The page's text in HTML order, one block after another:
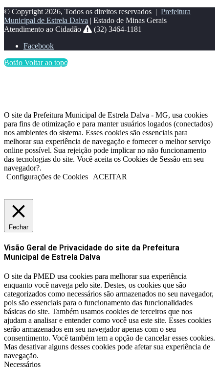
© Copyright 2026, Todos os direitos reservados | Prefeitura
Municipal de Estrela Dalva | Estado de Minas Gerais
Atendimento ao Cidadão
(32) 3464-1181
Facebook
Botão Voltar ao topo
O site da Prefeitura Municipal de Estrela Dalva - MG, usa cookies
para fins de otimização e para manter usuários logados (conectados)
nos ambientes do sistema. Esses cookies são essenciais para
melhorar sua experiência de navegação e fornecer o melhor serviço
online possível. Sua rejeição pode implicar no não funcionamento
das tecnologias do site. Você aceita os Cookies de Sessão em seu
navegador?.
Configurações de Cookies
ACEITAR
Fechar
Visão Geral de Privacidade do site da Prefeitura
Municipal de Estrela Dalva
O site da PMED usa cookies para melhorar sua experiência
enquanto você navega pelo site. Destes, os cookies que são
categorizados como necessários são armazenados no seu navegador,
pois são essenciais para o funcionamento das funcionalidades
básicas do site. Também usamos cookies de terceiros que nos
ajudam a analisar e entender como você usa este site. Esses cookies
serão armazenados em seu navegador apenas com o seu
consentimento. Você também tem a opção de cancelar esses cookies.
Mas desativar alguns desses cookies pode afetar sua experiência de
navegação.
Necessários